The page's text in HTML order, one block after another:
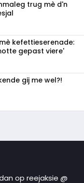
trug mè d'n
kefettieserenade:
gepast viere'
gij me wel?!
op reejaksie @